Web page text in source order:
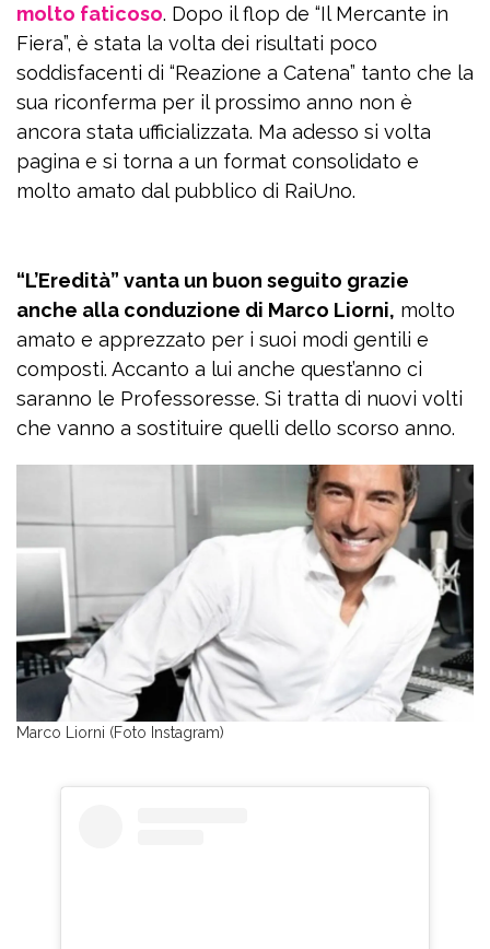
molto faticoso. Dopo il flop de “Il Mercante in
Fiera”, è stata la volta dei risultati poco
soddisfacenti di “Reazione a Catena” tanto che la
sua riconferma per il prossimo anno non è
ancora stata ufficializzata. Ma adesso si volta
pagina e si torna a un format consolidato e
molto amato dal pubblico di RaiUno.
“L’Eredità” vanta un buon seguito grazie
anche alla conduzione di Marco Liorni, molto
amato e apprezzato per i suoi modi gentili e
composti. Accanto a lui anche quest’anno ci
saranno le Professoresse. Si tratta di nuovi volti
che vanno a sostituire quelli dello scorso anno.
Marco Liorni (Foto Instagram)